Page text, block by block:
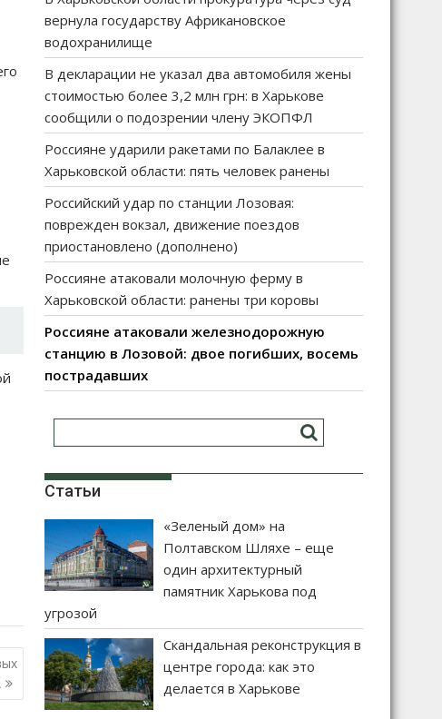
вернула государству Африкановское
водохранилище
В декларации не указал два автомобиля жены
стоимостью более 3,2 млн грн: в Харькове
сообщили о подозрении члену ЭКОПФЛ
Россияне ударили ракетами по Балаклее в
Харьковской области: пять человек ранены
Российский удар по станции Лозовая:
поврежден вокзал, движение поездов
приостановлено (дополнено)
Россияне атаковали молочную ферму в
Харьковской области: ранены три коровы
Россияне атаковали железнодорожную
станцию в Лозовой: двое погибших, восемь
пострадавших
Статьи
«Зеленый дом» на
Полтавском Шляхе – еще
один архитектурный
памятник Харькова под
угрозой
Скандальная реконструкция в
центре города: как это
делается в Харькове